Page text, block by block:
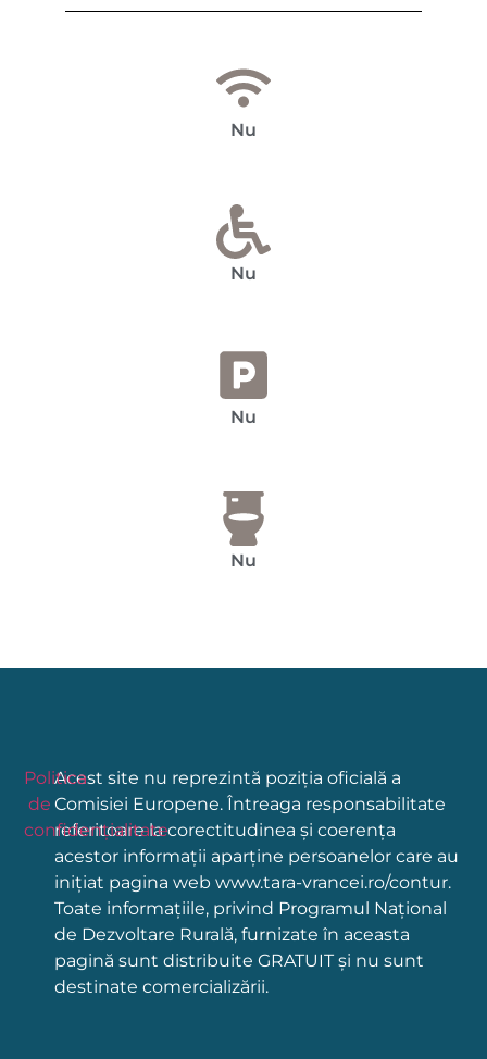
Nu
Nu
Nu
Nu
Acest site nu reprezintă poziția oficială a
Comisiei Europene. Întreaga responsabilitate
referitoare la corectitudinea și coerența
acestor informații aparține persoanelor care au
inițiat pagina web www.tara-vrancei.ro/contur.
Toate informațiile, privind Programul Național
de Dezvoltare Rurală, furnizate în aceasta
pagină sunt distribuite GRATUIT și nu sunt
destinate comercializării.
Politica
de
confidențialitate